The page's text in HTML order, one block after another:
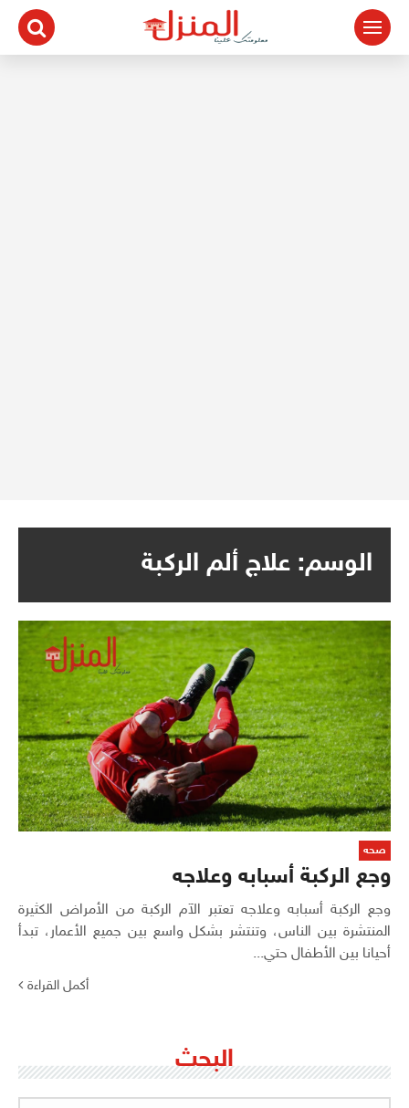
التجاوز
المحتوى
الوسم: علاج ألم الركبة
صحه
وجع الركبة أسبابه وعلاجه
وجع الركبة أسبابه وعلاجه تعتبر الآم الركبة من الأمراض الكثيرة
المنتشرة بين الناس، وتنتشر بشكل واسع بين جميع الأعمار، تبدأ
أحيانا بين الأطفال حتي...
أكمل القراءة
البحث